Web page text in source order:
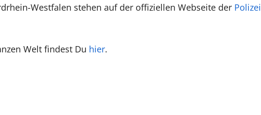
Westfalen stehen auf der offiziellen Webseite der Polizei
Welt findest Du hier.